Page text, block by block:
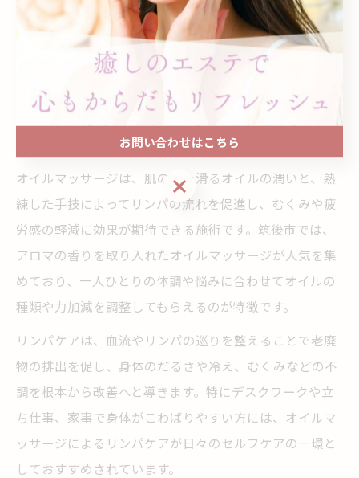
リンパケアも叶うアロマとオイルの
アロマとオイルマッサージで叶えるリンパケ
オイルマッサージは、肌の上を滑るオイルの潤いと、熟
練した手技によってリンパの流れを促進し、むくみや疲
労感の軽減に効果が期待できる施術です。筑後市では、
アロマの香りを取り入れたオイルマッサージが人気を集
めており、一人ひとりの体調や悩みに合わせてオイルの
種類や力加減を調整してもらえるのが特徴です。
リンパケアは、血流やリンパの巡りを整えることで老廃
物の排出を促し、身体のだるさや冷え、むくみなどの不
調を根本から改善へと導きます。特にデスクワークや立
ち仕事、家事で身体がこわばりやすい方には、オイルマ
ッサージによるリンパケアが日々のセルフケアの一環と
しておすすめされています。
お問い合わせはこちら
お問い合わせはこちら